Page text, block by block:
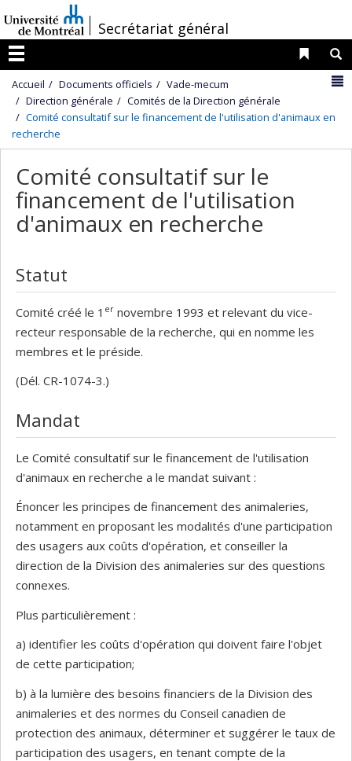
au
contenu
/
Secrétariat général
Menu
Liens
Accueil Documents officiels
Vade-mecum
Direction générale
Comités de la Direction générale
Comité consultatif sur le financement de l'utilisation d'animaux en
recherche
Comité consultatif sur le
financement de l'utilisation
d'animaux en recherche
Statut
Comité créé le 1 er novembre 1993 et relevant du vice-
recteur responsable de la recherche, qui en nomme les
membres et le préside.
(Dél. CR-1074-3.)
Mandat
Le Comité consultatif sur le financement de l'utilisation
d'animaux en recherche a le mandat suivant :
Énoncer les principes de financement des animaleries,
notamment en proposant les modalités d'une participation
des usagers aux coûts d'opération, et conseiller la
direction de la Division des animaleries sur des questions
connexes.
Plus particulièrement :
a) identifier les coûts d'opération qui doivent faire l'objet
de cette participation;
b) à la lumière des besoins financiers de la Division des
animaleries et des normes du Conseil canadien de
protection des animaux, déterminer et suggérer le taux de
participation des usagers, en tenant compte de la